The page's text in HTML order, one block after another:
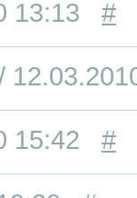
13:13 #
15:42 #